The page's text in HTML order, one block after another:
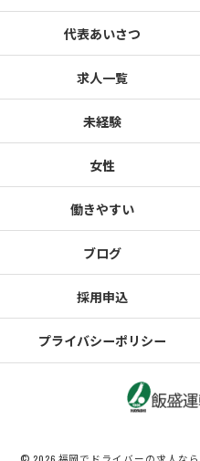
代表あいさつ
求人一覧
未経験
女性
働きやすい
ブログ
採用申込
プライバシーポリシー